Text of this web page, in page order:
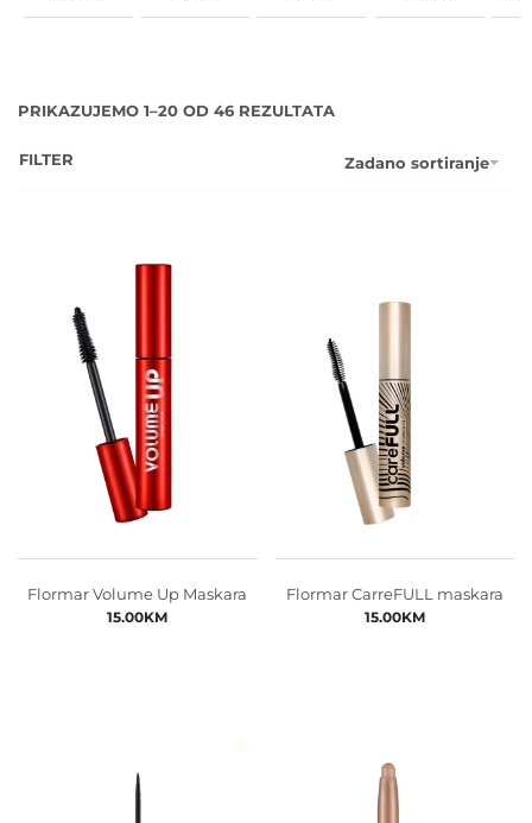
PRIKAZUJEMO 1–20 OD 46 REZULTATA
Zadano sortiranje
FILTER
Flormar Volume Up Maskara
15.00KM
Flormar CarreFULL maskara
15.00KM